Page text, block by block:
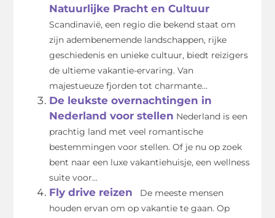
Natuurlijke Pracht en Cultuur
Scandinavië, een regio die bekend staat om
zijn adembenemende landschappen, rijke
geschiedenis en unieke cultuur, biedt reizigers
de ultieme vakantie-ervaring. Van
majestueuze fjorden tot charmante...
De leukste overnachtingen in
Nederland voor stellen Nederland is een
prachtig land met veel romantische
bestemmingen voor stellen. Of je nu op zoek
bent naar een luxe vakantiehuisje, een wellness
suite voor...
Fly drive reizen
De meeste mensen
houden ervan om op vakantie te gaan. Op